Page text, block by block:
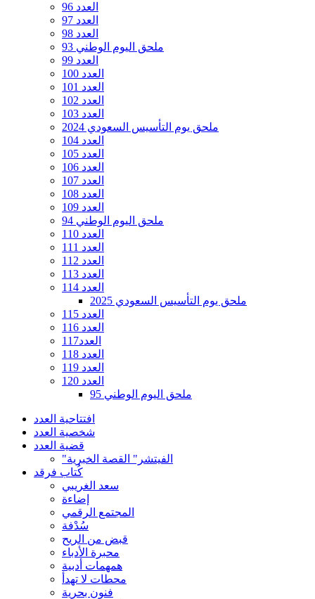
العدد 96
العدد 97
العدد 98
ملحق اليوم الوطني 93
العدد 99
العدد 100
العدد 101
العدد 102
العدد 103
ملحق يوم التأسيس السعودي 2024
العدد 104
العدد 105
العدد 106
العدد 107
العدد 108
العدد 109
ملحق اليوم الوطني 94
العدد 110
العدد 111
العدد 112
العدد 113
العدد 114
ملحق يوم التأسيس السعودي 2025
العدد 115
العدد 116
العدد117
العدد 118
العدد 119
العدد 120
ملحق اليوم الوطني 95
افتتاحية العدد
شخصية العدد
قضية العدد
"الفيتشر" القصة الخبرية
كُتاب فرقد
سعد الغريبي
إضاءة
المجتمع الرقمي
سُدْفة
قبض من الريح
محبرة الأدباء
همهمات أدبية
محطات لا تهدأ
فنون بحرية